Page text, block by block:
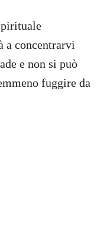
a concentrarvi
e non si può
fuggire da